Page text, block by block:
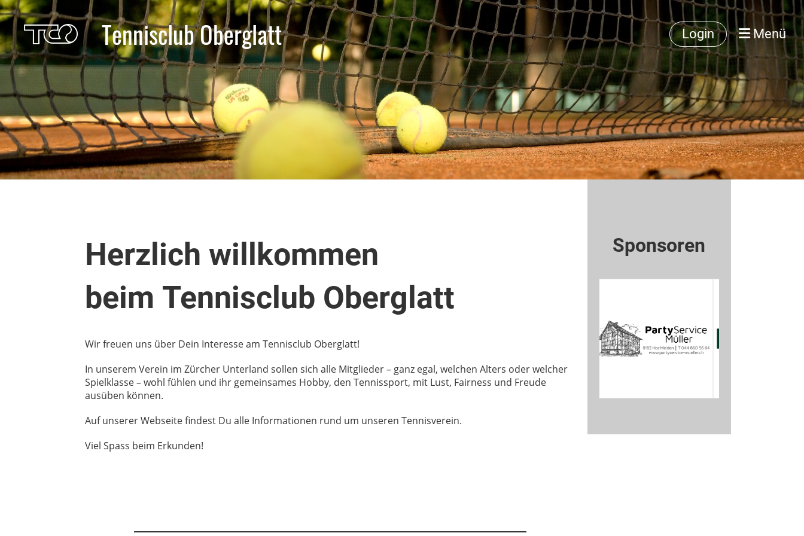
Tennisclub Oberglatt Login Menü
Herzlich willkommen
beim Tennisclub Oberglatt
Wir freuen uns über Dein Interesse am Tennisclub Oberglatt!
In unserem Verein im Zürcher Unterland sollen sich alle Mitglieder – ganz egal, welchen Alters oder welcher
Spielklasse – wohl fühlen und ihr gemeinsames Hobby, den Tennissport, mit Lust, Fairness und Freude
ausüben können.
Auf unserer Webseite findest Du alle Informationen rund um unseren Tennisverein.
Viel Spass beim Erkunden!
Sponsoren